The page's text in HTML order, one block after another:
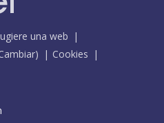
una web
)
Cookies